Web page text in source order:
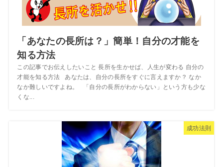
「あなたの長所は？」簡単！自分の才能を
知る方法
この記事でお伝えしたいこと 長所を生かせば、人生が変わる 自分の
才能を知る方法 あなたは、自分の長所をすぐに言えますか？ なか
なか難しいですよね。 「自分の長所がわからない」という方も少な
くな...
成功法則